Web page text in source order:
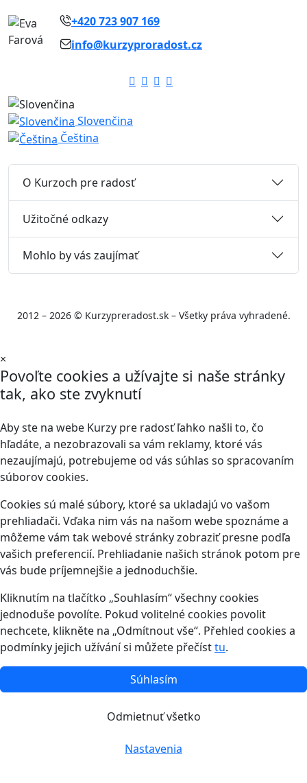
+420 723 907 169
info@kurzyproradost.cz
Slovenčina
Čeština
O Kurzoch pre radosť
Užitočné odkazy
Mohlo by vás zaujímať
2012 – 2026 © Kurzypreradost.sk – Všetky práva vyhradené.
×
Povoľte cookies a užívajte si naše stránky
tak, ako ste zvyknutí
Aby ste na webe Kurzy pre radosť ľahko našli to, čo
hľadáte, a nezobrazovali sa vám reklamy, ktoré vás
nezaujímajú, potrebujeme od vás súhlas so spracovaním
súborov cookies.
Cookies sú malé súbory, ktoré sa ukladajú vo vašom
prehliadači. Vďaka nim vás na našom webe spoznáme a
môžeme vám tak webové stránky zobraziť presne podľa
vašich preferencií. Prehliadanie našich stránok potom pre
vás bude príjemnejšie a jednoduchšie.
Kliknutím na tlačítko „Souhlasím“ všechny cookies
jednoduše povolíte. Pokud volitelné cookies povolit
nechcete, klikněte na „Odmítnout vše“. Přehled cookies a
podmínky jejich užívání si můžete přečísttu.
Súhlasím
Odmietnuť všetko
Nastavenia